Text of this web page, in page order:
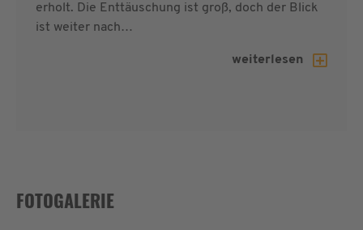
erholt. Die Enttäuschung ist groß, doch der Blick
ist weiter nach…
weiterlesen
FOTOGALERIE